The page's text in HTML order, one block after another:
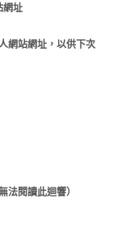
網址
網站網址，以供下次
閱讀此迴響）